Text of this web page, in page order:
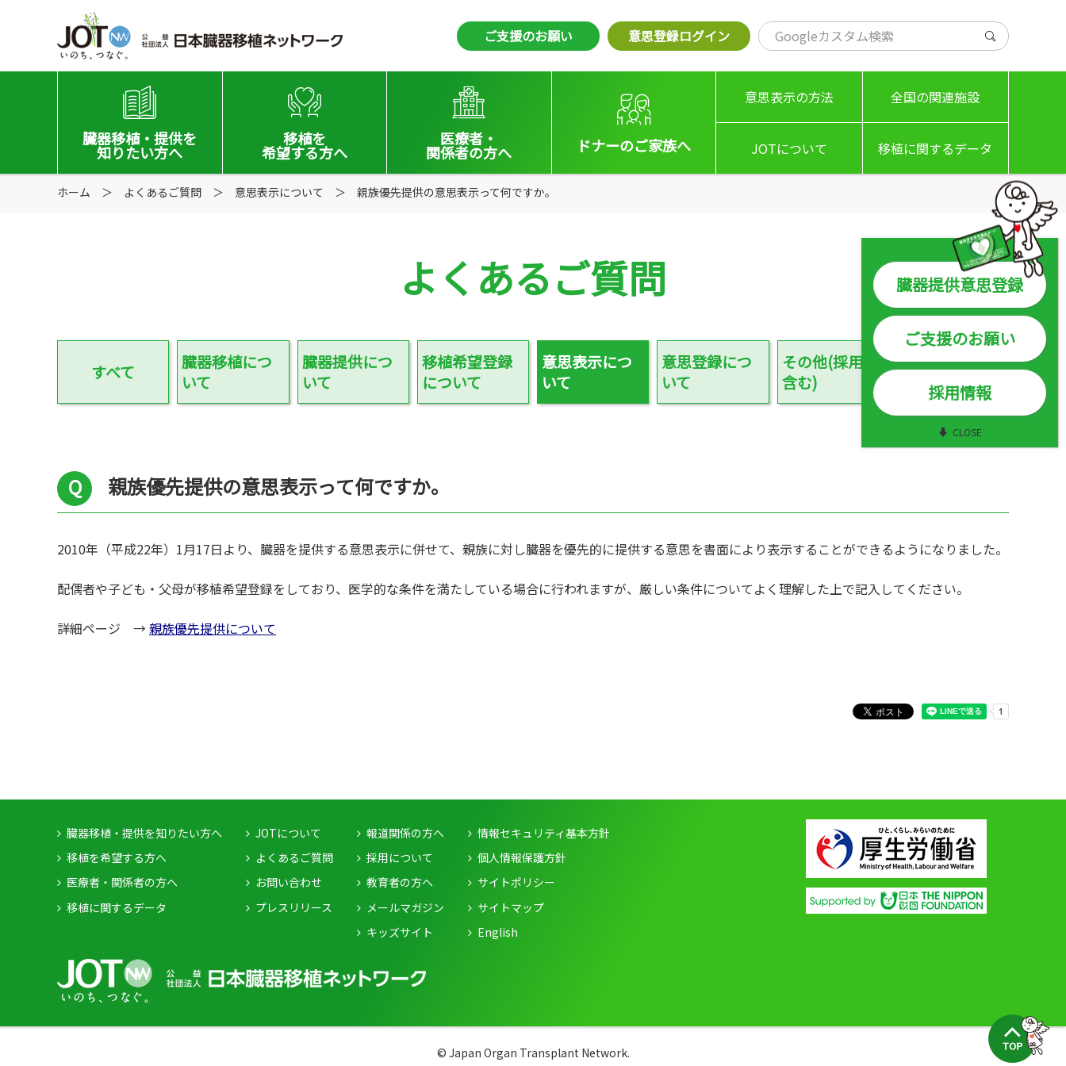
ご支援のお願い 意思登録ログイン
臓器移植・提供を
知りたい方へ
移植と提供とは
全国の関連施設
Green Ribbon Campaign
移植を
希望する方へ
移植希望登録をお考えの方へ
医療者・
関係者の方へ
医療者向けお知らせ
会員の皆さまへ
映像ギャラリー
全国の関連施設
ドナーのご家族へ
意思表示の方法 全国の関連施設
JOTについて
社団沿革
業務・財務に関する資料
移植に関するデータ
臓器提供数 / 移植数
脳死での臓器提供
移植施設の実績等
ニュースレター
臓器提供・移植データブック
ホーム よくあるご質問 意思表示について 親族優先提供の意思表示って何ですか。
よくあるご質問
すべて
臓器移植につ
いて
臓器提供につ
いて
移植希望登録
について
意思表示につ
いて
意思登録につ
いて
その他(採用を
含む)
親族優先提供の意思表示って何ですか。
2010年（平成22年）1月17日より、臓器を提供する意思表示に併せて、親族に対し臓器を優先的に提供する意思を書面により表示することができるようになりました。
配偶者や子ども・父母が移植希望登録をしており、医学的な条件を満たしている場合に行われますが、厳しい条件についてよく理解した上で記入してください。
詳細ページ →親族優先提供について
臓器提供意思登録
ご支援のお願い
採用情報
CLOSE
臓器移植・提供を知りたい方へ
移植を希望する方へ
医療者・関係者の方へ
移植に関するデータ
JOTについて
よくあるご質問
お問い合わせ
プレスリリース
報道関係の方へ
採用について
教育者の方へ
メールマガジン
キッズサイト
情報セキュリティ基本方針
個人情報保護方針
サイトポリシー
サイトマップ
English
© Japan Organ Transplant Network.